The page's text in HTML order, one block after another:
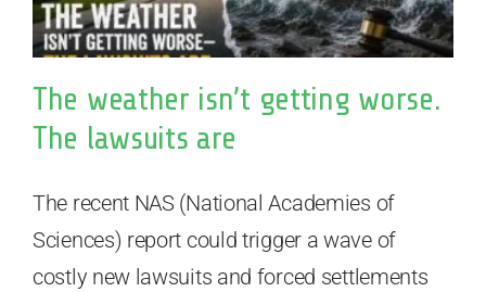
The weather isn’t getting worse.
The lawsuits are
The recent NAS (National Academies of
Sciences) report could trigger a wave of
costly new lawsuits and forced settlements